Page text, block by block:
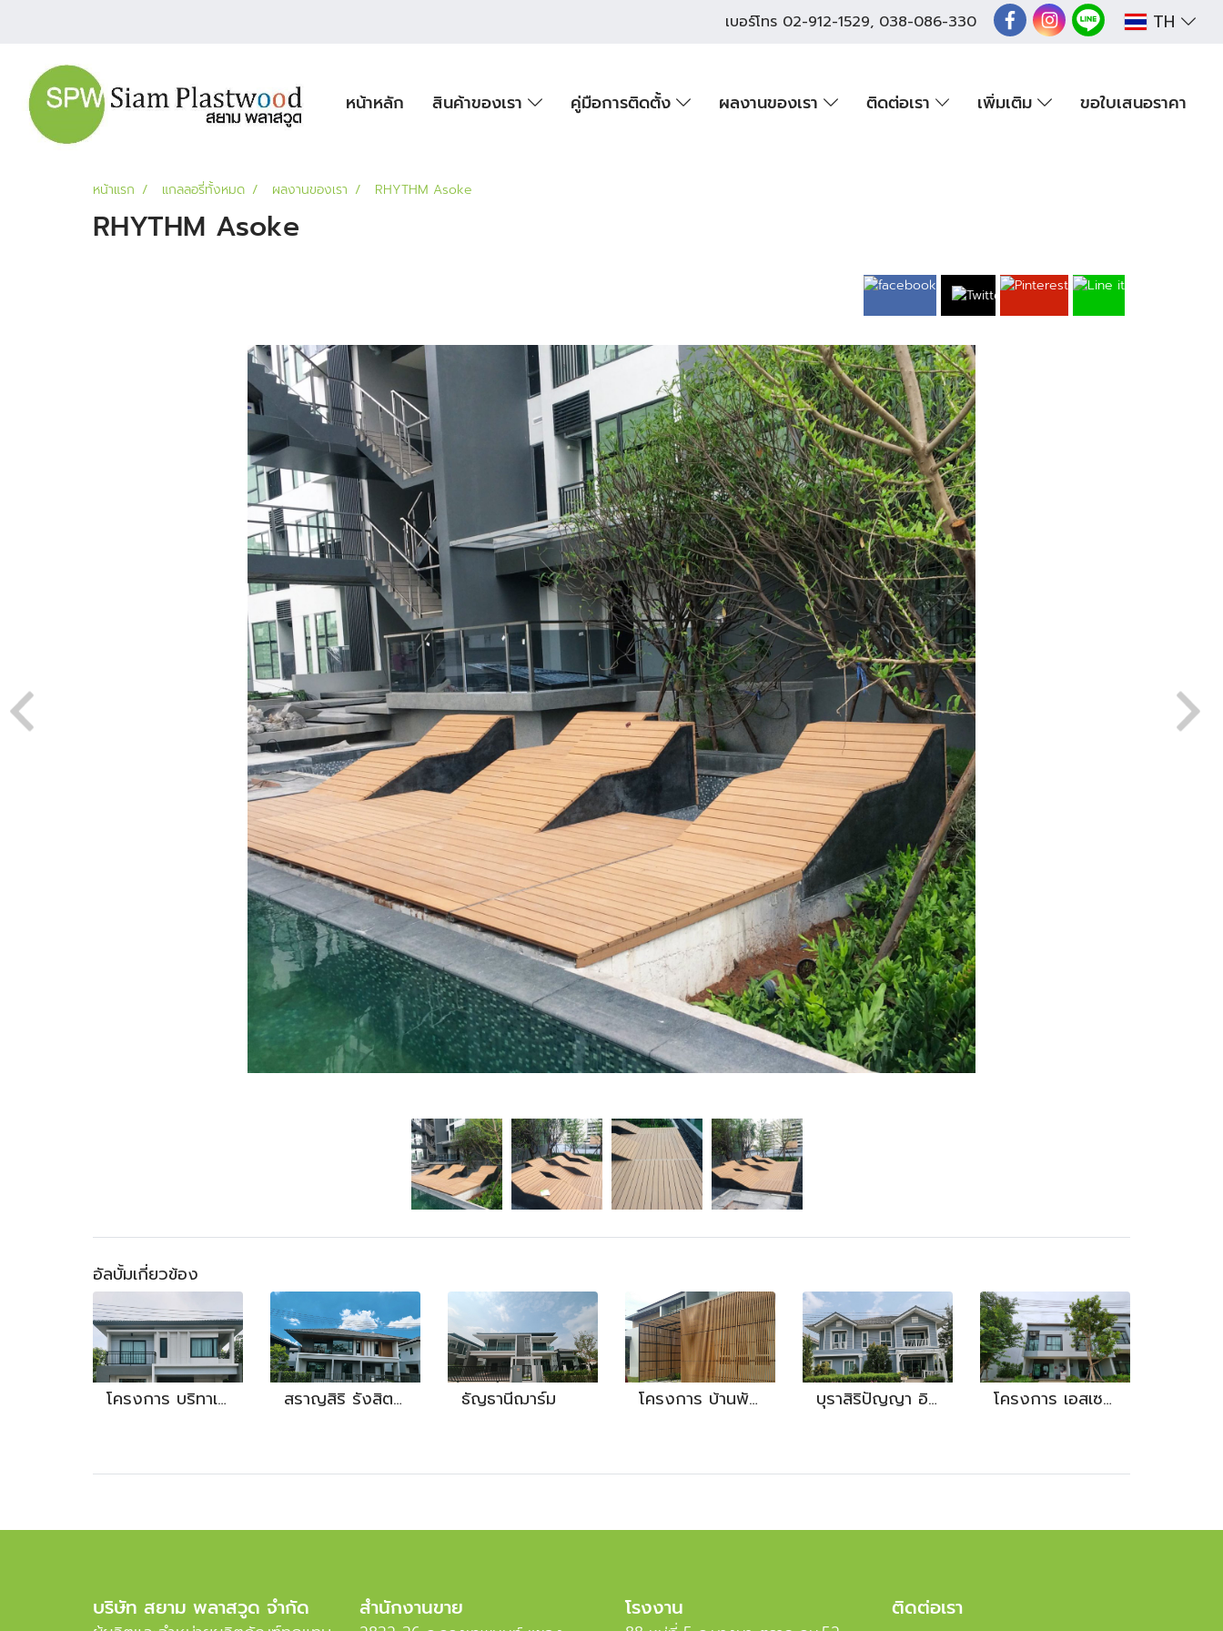
เบอร์โทร 02-912-1529, 038-086-330 TH
หน้าหลัก สินค้าของเรา คู่มือการติดตั้ง ผลงานของเรา ติดต่อเรา เพิ่มเติม ขอใบเสนอราคา
หน้าแรก แกลลอรี่ทั้งหมด ผลงานของเรา RHYTHM Asoke
RHYTHM Asoke
อัลบั้มเกี่ยวข้อง
โครงการ บริทาเนีย สราญสิริ รังสิต - คลอง 2 ธัญธานีฌาร์ม โครงการ บ้านพักอาศัย คุณรุ่ง งานไม้ระแนง บุราสิริปัญญา อินทารา โครงการ เอสเซน ทาวน์ พิษณุโลก
บริษัท สยาม พลาสวูด จำกัด สำนักงานขาย โรงงาน ติดต่อเรา